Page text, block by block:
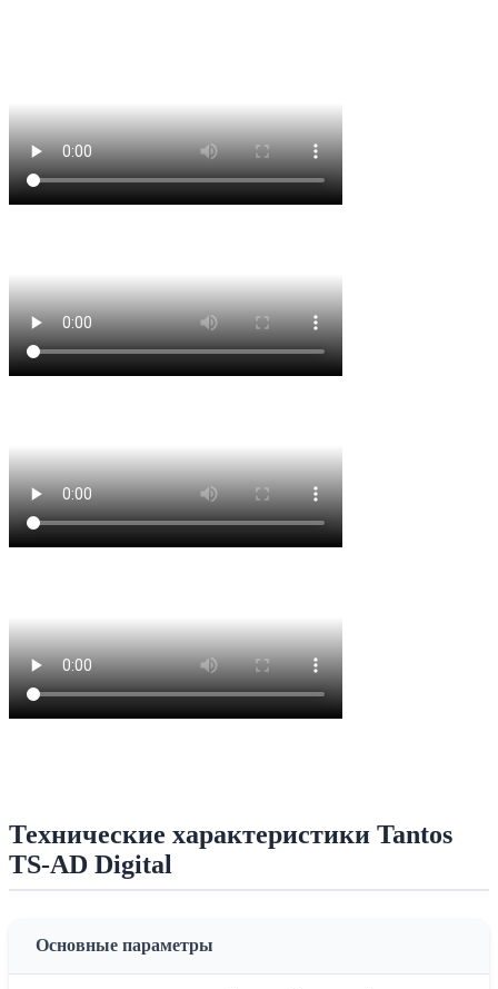
Технические характеристики Tantos
TS-AD Digital
Основные параметры